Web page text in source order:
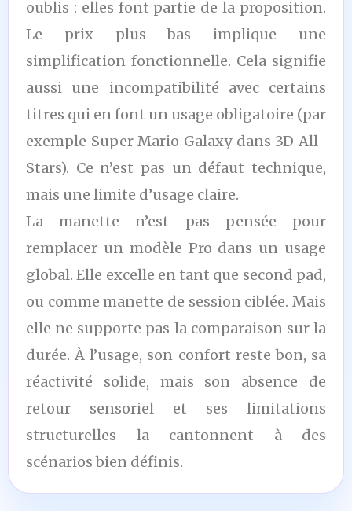
oublis : elles font partie de la proposition.
Le prix plus bas implique une
simplification fonctionnelle. Cela signifie
aussi une incompatibilité avec certains
titres qui en font un usage obligatoire (par
exemple Super Mario Galaxy dans 3D All-
Stars). Ce n’est pas un défaut technique,
mais une limite d’usage claire.
La manette n’est pas pensée pour
remplacer un modèle Pro dans un usage
global. Elle excelle en tant que second pad,
ou comme manette de session ciblée. Mais
elle ne supporte pas la comparaison sur la
durée. À l’usage, son confort reste bon, sa
réactivité solide, mais son absence de
retour sensoriel et ses limitations
structurelles la cantonnent à des
scénarios bien définis.